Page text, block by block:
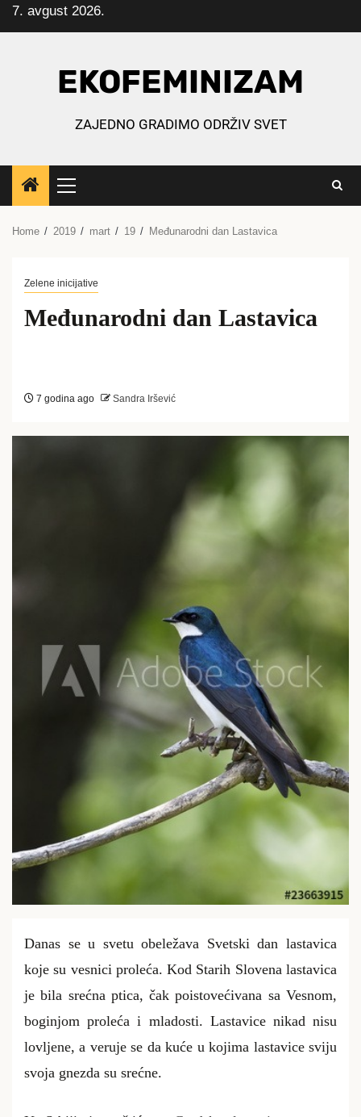
Skip
to
7. avgust 2026.
EKOFEMINIZAM
ZAJEDNO GRADIMO ODRŽIV SVET
Primary
Menu
Home 2019 mart 19 Međunarodni dan Lastavica
Zelene inicijative
Međunarodni dan Lastavica
7 godina ago Sandra Iršević
Danas se u svetu obeležava Svetski dan lastavica
koje su vesnici proleća. Kod Starih Slovena lastavica
je bila srećna ptica, čak poistovećivana sa Vesnom,
boginjom proleća i mladosti. Lastavice nikad nisu
lovljene, a veruje se da kuće u kojima lastavice sviju
svoja gnezda su srećne.